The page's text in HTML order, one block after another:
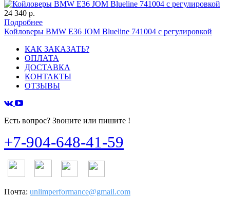
24 340 р.
Подробнее
Койловеры BMW E36 JOM Blueline 741004 с регулировкой
КАК ЗАКАЗАТЬ?
ОПЛАТА
ДОСТАВКА
КОНТАКТЫ
ОТЗЫВЫ
Есть вопрос? Звоните или пишите !
+7-904-648-41-59
Почта: unlimperformance@gmail.com